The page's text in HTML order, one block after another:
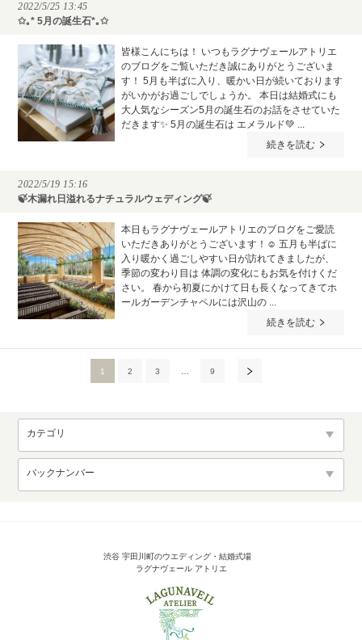
2022/5/25 13:45
✩｡* 5月の誕生石*｡✩
皆様こんにちは！ いつもラグナヴェールアトリエ
のブログをご覧いただき誠にありがとうございま
す！ 5月も半ばに入り、暖かい日が続いております
がいかがお過ごしでしょうか。 本日は結婚式にも
大人気なシーズン5月の誕生石のお話をさせていた
だきます✨ 5月の誕生石は エメラルド💚 ...
続きを読む
2022/5/19 15:16
🍃木漏れ日溢れるナチュラルウェディング🍃
本日もラグナヴェールアトリエのブログをご愛読
いただきありがとうございます！☺ 五月も半ばに
入り暖かく過ごしやすい日が訪れてきましたが、
季節の変わり目は 体調の変化にもお気を付けくだ
さい。 春から初夏にかけて日も長くなってきてホ
ールガーデンチャペルには沢山の ...
続きを読む
1 2 3 9
カテゴリ
バックナンバー
渋谷 宇田川町のウエディング・結婚式場
ラグナヴェール アトリエ